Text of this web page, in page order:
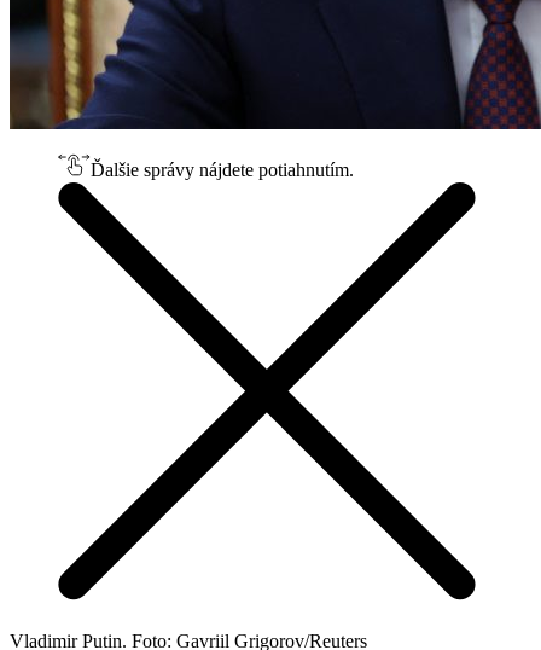
Ďalšie správy nájdete potiahnutím.
Vladimir Putin. Foto: Gavriil Grigorov/Reuters